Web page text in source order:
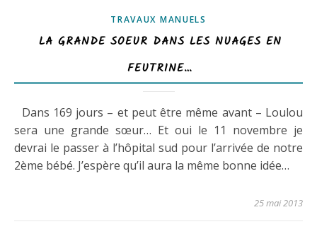
TRAVAUX MANUELS
LA GRANDE SOEUR DANS LES NUAGES EN
FEUTRINE…
Dans 169 jours – et peut être même avant – Loulou
sera une grande sœur… Et oui le 11 novembre je
devrai le passer à l’hôpital sud pour l’arrivée de notre
2ème bébé. J’espère qu’il aura la même bonne idée…
25 mai 2013